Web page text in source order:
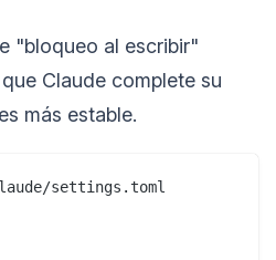
"bloqueo al escribir"
Claude complete su
más estable.
settings.toml